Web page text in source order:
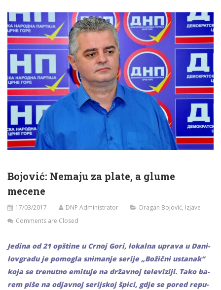
Bo­jo­vić: Nemaju za plate, a glume
mecene
17/03/2017 DNP Administrator Dragan Bojović, Izjave
Comments are Closed
Je­di­na od 21 op­šti­ne u Cr­noj Go­ri, lo­kal­na upra­va u Da­ni­
lov­gra­du je po­mo­gla sni­ma­nje se­ri­je „Bo­žič­ni usta­nak“
ko­ja se tre­nut­no emi­tu­je na dr­žav­noj te­le­vi­zi­ji. Ta­ko ba­
rem pi­še na od­jav­noj se­rij­skoj špi­ci, gdje se po­red re­pu­